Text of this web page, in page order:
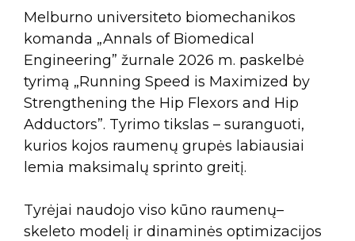
Melburno universiteto biomechanikos
komanda „Annals of Biomedical
Engineering” žurnale 2026 m. paskelbė
tyrimą „Running Speed is Maximized by
Strengthening the Hip Flexors and Hip
Adductors”. Tyrimo tikslas – suranguoti,
kurios kojos raumenų grupės labiausiai
lemia maksimalų sprinto greitį.
Tyrėjai naudojo viso kūno raumenų–
skeleto modelį ir dinaminės optimizacijos